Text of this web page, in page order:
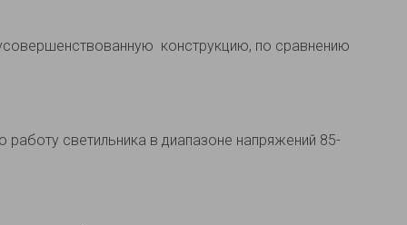
конструкцию, по сравнению
светильника в диапазоне напряжений 85-